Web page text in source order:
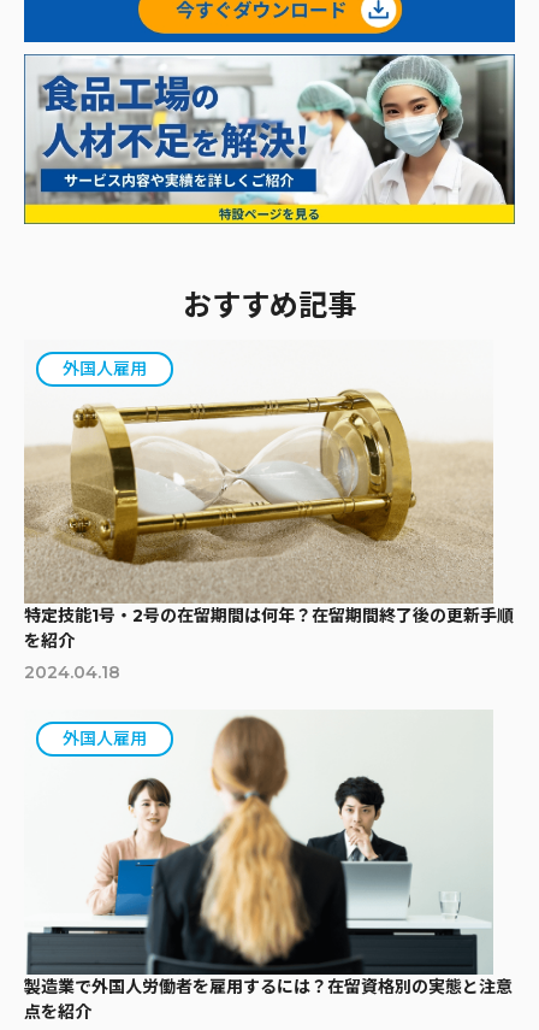
おすすめ記事
外国人雇用
特定技能1号・2号の在留期間は何年？在留期間終了後の更新手順
を紹介
2024.04.18
外国人雇用
製造業で外国人労働者を雇用するには？在留資格別の実態と注意
点を紹介